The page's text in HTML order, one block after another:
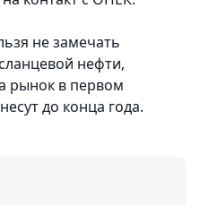
не замечать
нефти,
рынок в первом
до конца года.